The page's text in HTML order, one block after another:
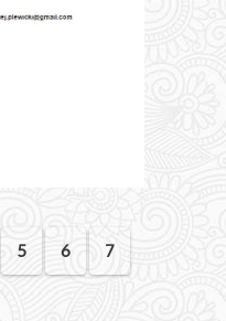
5 6 7